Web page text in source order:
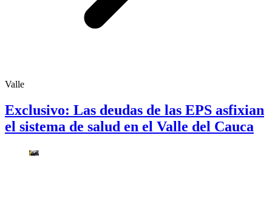
Valle
Exclusivo: Las deudas de las EPS asfixian
el sistema de salud en el Valle del Cauca